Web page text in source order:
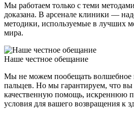
Мы работаем только с теми
доказана. В арсенале клиники —
методики, используемые в лучших
мира.
Наше честное обещание
Мы не можем пообещать волшебное
пальцев. Но мы гарантируем, что
качественную помощь, искреннюю
условия для вашего возвращения к